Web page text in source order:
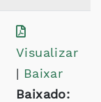
Visualizar
| Baixar
Baixado: